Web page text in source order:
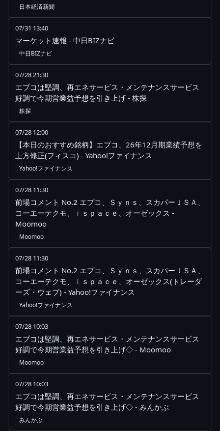
日本経済新聞
07/31 13:40
マーケット速報 - 中日BIZナビ
中日BIZナビ
07/28 21:30
エプコは堅調、再エネサービス・メンテナンスサービス
好調で今期営業益予想を引き上げ - 株探
株探
07/28 12:00
【本日のおすすめ銘柄】エプコ、26年12月期業績予想を
上方修正(フィスコ) - Yahoo!ファイナンス
Yahoo!ファイナンス
07/28 11:30
前場コメント No.2 エプコ、Ｓｙｎｓ、スカパーＪＳＡ、
コーエーテクモ、ｉｓｐａｃｅ、オーゼックス -
Moomoo
Moomoo
07/28 11:30
前場コメント No.2 エプコ、Ｓｙｎｓ、スカパーＪＳＡ、
コーエーテクモ、ｉｓｐａｃｅ、オーゼックス(トレーダ
ーズ・ウェブ) - Yahoo!ファイナンス
Yahoo!ファイナンス
07/28 10:03
エプコは堅調、再エネサービス・メンテナンスサービス
好調で今期営業益予想を引き上げ◇ - Moomoo
Moomoo
07/28 10:03
エプコは堅調、再エネサービス・メンテナンスサービス
好調で今期営業益予想を引き上げ◇ - みんかぶ
みんかぶ